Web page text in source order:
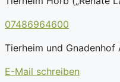
07486964600
Tierheim und Gnadenhof
E-Mail schreiben